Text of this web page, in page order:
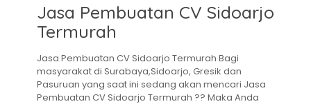
Jasa Pembuatan CV Sidoarjo
Termurah
Jasa Pembuatan CV Sidoarjo Termurah Bagi
masyarakat di Surabaya,Sidoarjo, Gresik dan
Pasuruan yang saat ini sedang akan mencari Jasa
Pembuatan CV Sidoarjo Termurah ?? Maka Anda